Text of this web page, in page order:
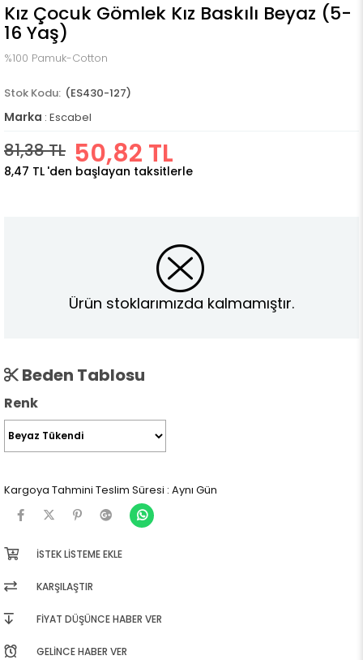
Kız Çocuk Gömlek Kız Baskılı Beyaz (5-
16 Yaş)
%100 Pamuk-Cotton
(ES430-127)
Marka : Escabel
81,38 TL 50,82 TL
8,47 TL 'den başlayan taksitlerle
Ürün stoklarımızda kalmamıştır.
Beden Tablosu
Renk
Kargoya Tahmini Teslim Süresi : Aynı Gün
İSTEK LISTEME EKLE
KARŞILAŞTIR
FIYAT DÜŞÜNCE HABER VER
GELINCE HABER VER